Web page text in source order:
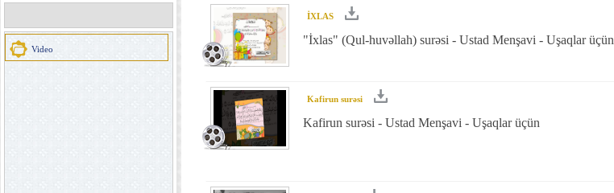
Video
İXLAS
"İxlas" (Qul-huvəllah) surəsi - Ustad Menşavi - Uşaqlar üçün
Kafirun surəsi
Kafirun surəsi - Ustad Menşavi - Uşaqlar üçün